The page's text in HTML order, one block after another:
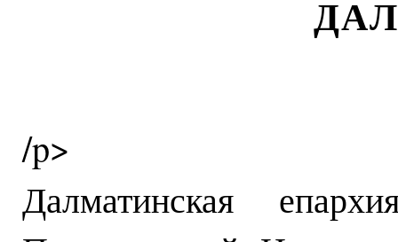
/p>
Далматинская